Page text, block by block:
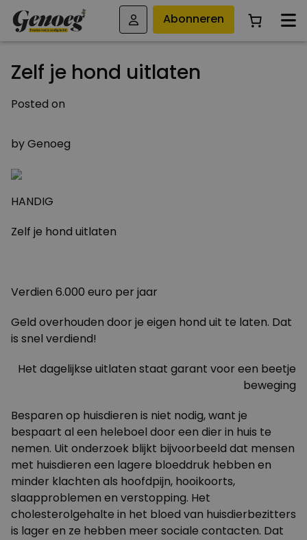
Abonneren
Zelf je hond uitlaten
Posted on
byGenoeg
HANDIG
Zelf je hond uitlaten
Verdien 6.000 euro per jaar
Geld overhouden door je eigen hond uit te laten. Dat
is snel verdiend!
Het dagelijkse uitlaten staat garant voor een beetje
beweging
Besparen op huisdieren is niet nodig, want je
bespaart al een heleboel door een dier in huis te
nemen. Uit onderzoek blijkt bijvoorbeeld dat mensen
met huisdieren een lagere bloeddruk hebben en
minder klachten als hoofdpijn, hooikoorts,
slaapproblemen en verstopping. Het
cholesterolgehalte in het bloed van huisdierbezitters
is lager en ze hebben meer sociale contacten. Dat